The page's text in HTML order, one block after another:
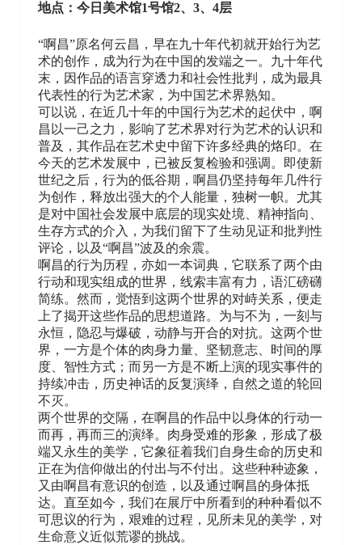
地点：今日美术馆1号馆2、3、4层
“啊昌”原名何云昌，早在九十年代初就开始行为艺
术的创作，成为行为在中国的发端之一。九十年代
末，因作品的语言穿透力和社会性批判，成为最具
代表性的行为艺术家，为中国艺术界熟知。
可以说，在近几十年的中国行为艺术的起伏中，啊
昌以一己之力，影响了艺术界对行为艺术的认识和
普及，其作品在艺术史中留下许多经典的烙印。在
今天的艺术发展中，已被反复检验和强调。即使新
世纪之后，行为的低谷期，啊昌仍坚持每年几件行
为创作，释放出强大的个人能量，独树一帜。尤其
是对中国社会发展中底层的现实处境、精神指向、
生存方式的介入，为我们留下了生动见证和批判性
评论，以及“啊昌”波及的余震。
啊昌的行为历程，亦如一本词典，它联系了两个由
行动和现实组成的世界，线索丰富有力，语汇磅礴
简练。然而，觉悟到这两个世界的对峙关系，便走
上了揭开这些作品的思想道路。为与不为，一刻与
永恒，隐忍与爆破，动静与开合的对抗。这两个世
界，一方是个体的肉身力量、坚韧意志、时间的厚
度、智性方式；而另一方是不断上演的现实事件的
持续冲击，历史神话的反复演绎，自然之道的轮回
不灭。
两个世界的交隔，在啊昌的作品中以身体的行动一
而再，再而三的演绎。肉身受难的形象，形成了极
端又永生的美学，它象征着我们自身生命的历史和
正在为信仰做出的付出与不付出。这些种种迹象，
又由啊昌有意识的创造，以及通过啊昌的身体抵
达。直至如今，我们在展厅中所看到的种种看似不
可思议的行为，艰难的过程，见所未见的美学，对
生命意义近似荒谬的挑战。